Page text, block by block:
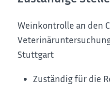
Weinkontrolle an den
Stuttgart
Zuständig für die